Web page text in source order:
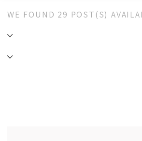
WE FOUND 29 POST(S)